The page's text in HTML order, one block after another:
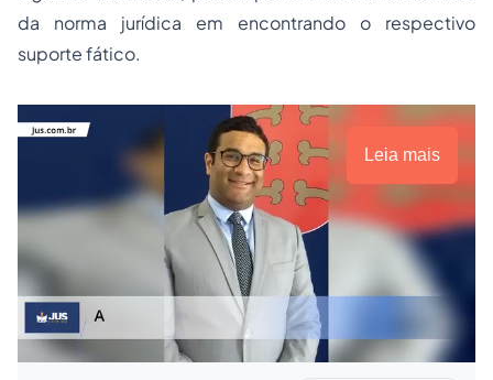
da norma jurídica em encontrando o respectivo
suporte fático.
Leia mais